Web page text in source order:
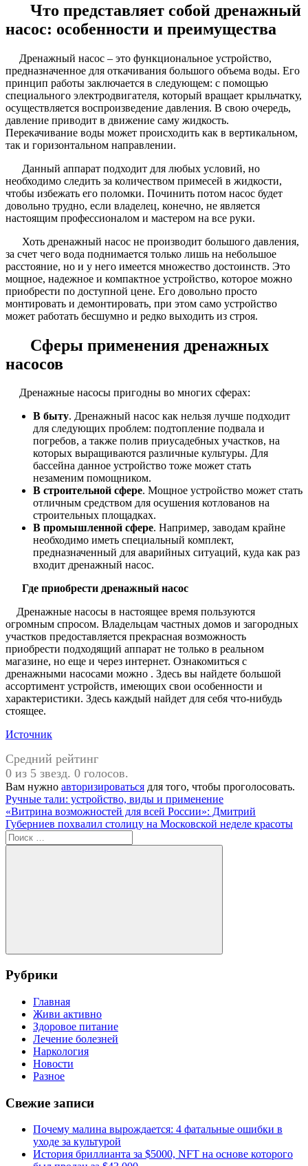
Что представляет собой дренажный
насос: особенности и преимущества
Дренажный насос – это функциональное устройство,
предназначенное для откачивания большого объема воды. Его
принцип работы заключается в следующем: с помощью
специального электродвигателя, который вращает крыльчатку,
осуществляется воспроизведение давления. В свою очередь,
давление приводит в движение саму жидкость.
Перекачивание воды может происходить как в вертикальном,
так и горизонтальном направлении.
Данный аппарат подходит для любых условий, но
необходимо следить за количеством примесей в жидкости,
чтобы избежать его поломки. Починить потом насос будет
довольно трудно, если владелец, конечно, не является
настоящим профессионалом и мастером на все руки.
Хоть дренажный насос не производит большого давления,
за счет чего вода поднимается только лишь на небольшое
расстояние, но и у него имеется множество достоинств. Это
мощное, надежное и компактное устройство, которое можно
приобрести по доступной цене. Его довольно просто
монтировать и демонтировать, при этом само устройство
может работать бесшумно и редко выходить из строя.
Сферы применения дренажных
насосов
Дренажные насосы пригодны во многих сферах:
В быту. Дренажный насос как нельзя лучше подходит
для следующих проблем: подтопление подвала и
погребов, а также полив приусадебных участков, на
которых выращиваются различные культуры. Для
бассейна данное устройство тоже может стать
незаменим помощником.
В строительной сфере. Мощное устройство может стать
отличным средством для осушения котлованов на
строительных площадках.
В промышленной сфере. Например, заводам крайне
необходимо иметь специальный комплект,
предназначенный для аварийных ситуаций, куда как раз
входит дренажный насос.
Где приобрести дренажный насос
Дренажные насосы в настоящее время пользуются
огромным спросом. Владельцам частных домов и загородных
участков предоставляется прекрасная возможность
приобрести подходящий аппарат не только в реальном
магазине, но еще и через интернет. Ознакомиться с
дренажными насосами можно . Здесь вы найдете большой
ассортимент устройств, имеющих свои особенности и
характеристики. Здесь каждый найдет для себя что-нибудь
стоящее.
Источник
Средний рейтинг
0 из 5 звезд. 0 голосов.
Вам нужно авторизироваться для того, чтобы проголосовать.
Навигация
по
записям
Предыдущая
запись:
Ручные тали: устройство, виды и применение
Следующая
запись:
«Витрина возможностей для всей России»: Дмитрий
Губерниев похвалил столицу на Московской неделе красоты
Поиск
для:
Поиск
Рубрики
Главная
Живи активно
Здоровое питание
Лечение болезней
Наркология
Новости
Разное
Свежие записи
Почему малина вырождается: 4 фатальные ошибки в
уходе за культурой
История бриллианта за $5000, NFT на основе которого